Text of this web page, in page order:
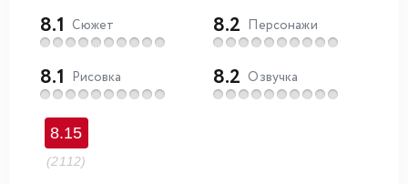
8.1 Сюжет 8.2 Персонажи
8.1 Рисовка 8.2 Озвучка
8.15
(2112)